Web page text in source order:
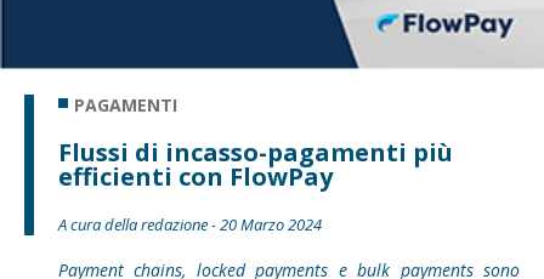
PAGAMENTI
Flussi di incasso-pagamenti più
efficienti con FlowPay
A cura della redazione - 20 Marzo 2024
Payment chains, locked payments e bulk payments sono